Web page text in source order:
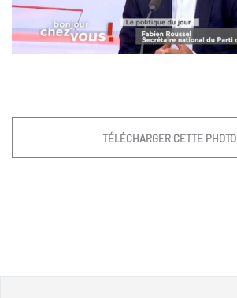
TÉLÉCHARGER CETTE PHOTO